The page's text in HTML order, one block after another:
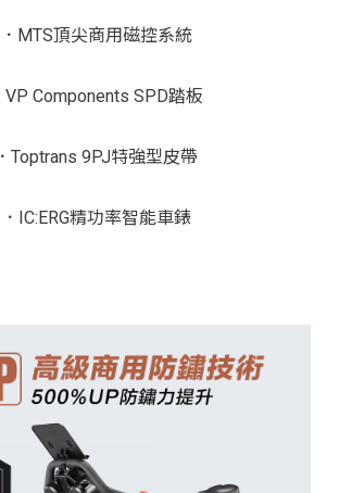
． MTS頂尖商用磁控系統
VP Components SPD踏板
． Toptrans 9PJ特強型皮帶
． IC:ERG精功率智能車錶